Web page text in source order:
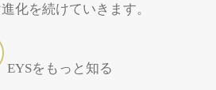
化を続けていきます。
EYSをもっと知る